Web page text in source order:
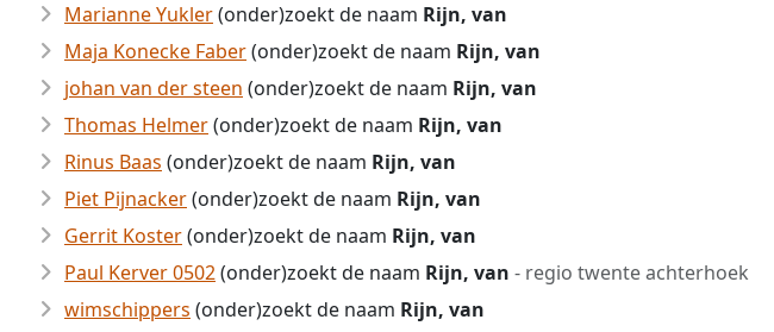
Marianne Yukler(onder)zoekt de naam Rijn, van
Maja Konecke Faber(onder)zoekt de naam Rijn, van
johan van der steen (onder)zoekt de naam Rijn, van
Thomas Helmer(onder)zoekt de naam Rijn, van
Rinus Baas (onder)zoekt de naam Rijn, van
Piet Pijnacker(onder)zoekt de naam Rijn, van
Gerrit Koster(onder)zoekt de naam Rijn, van
Paul Kerver 0502(onder)zoekt de naam Rijn, van - regio twente achterhoek
wimschippers (onder)zoekt de naam Rijn, van